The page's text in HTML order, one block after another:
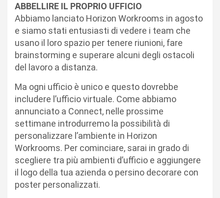
ABBELLIRE IL PROPRIO UFFICIO
Abbiamo lanciato Horizon Workrooms in agosto
e siamo stati entusiasti di vedere i team che
usano il loro spazio per tenere riunioni, fare
brainstorming e superare alcuni degli ostacoli
del lavoro a distanza.
Ma ogni ufficio è unico e questo dovrebbe
includere l’ufficio virtuale. Come abbiamo
annunciato a Connect, nelle prossime
settimane introdurremo la possibilità di
personalizzare l’ambiente in Horizon
Workrooms. Per cominciare, sarai in grado di
scegliere tra più ambienti d’ufficio e aggiungere
il logo della tua azienda o persino decorare con
poster personalizzati.